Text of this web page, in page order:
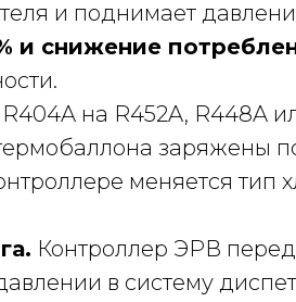
и поднимает
и снижение
на R452A, R448A
заряжены
меняется тип
Контроллер ЭРВ
в систему